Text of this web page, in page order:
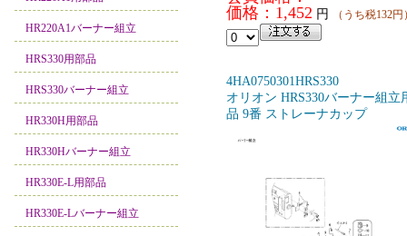
HR220A1バーナー組立
HRS330用部品
HRS330バーナー組立
HR330H用部品
HR330Hバーナー組立
HR330E-L用部品
HR330E-Lバーナー組立
価格：1,452 円 （うち税132円
4HA0750301HRS330
オリオン HRS330バーナー組立
品 9番 ストレーナカップ